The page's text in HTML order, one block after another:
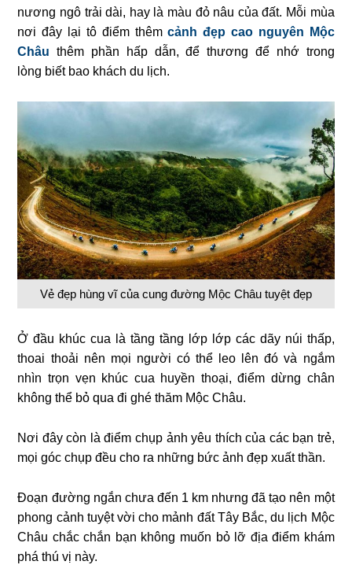
nương ngô trải dài, hay là màu đỏ nâu của đất. Mỗi mùa
nơi đây lại tô điểm thêmcảnh đẹp cao nguyên Mộc
Châu thêm phần hấp dẫn, để thương để nhớ trong
lòng biết bao khách du lịch.
Vẻ đẹp hùng vĩ của cung đường Mộc Châu tuyệt đẹp
Ở đầu khúc cua là tầng tầng lớp lớp các dãy núi thấp,
thoai thoải nên mọi người có thể leo lên đó và ngắm
nhìn trọn vẹn khúc cua huyền thoại, điểm dừng chân
không thể bỏ qua đi ghé thăm Mộc Châu.
Nơi đây còn là điểm chụp ảnh yêu thích của các bạn trẻ,
mọi góc chụp đều cho ra những bức ảnh đẹp xuất thần.
Đoạn đường ngắn chưa đến 1 km nhưng đã tạo nên một
phong cảnh tuyệt vời cho mảnh đất Tây Bắc, du lịch Mộc
Châu chắc chắn bạn không muốn bỏ lỡ địa điểm khám
phá thú vị này.